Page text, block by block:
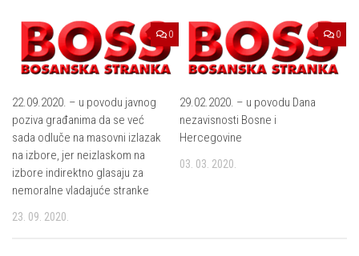
0
22.09.2020. – u povodu javnog
poziva građanima da se već
sada odluče na masovni izlazak
na izbore, jer neizlaskom na
izbore indirektno glasaju za
nemoralne vladajuće stranke
23. 09. 2020.
0
29.02.2020. – u povodu Dana
nezavisnosti Bosne i
Hercegovine
03. 03. 2020.